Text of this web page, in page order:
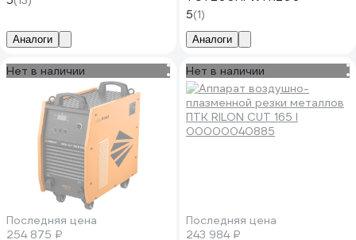
Аналоги
5(1)
Аналоги
Нет в наличии
Последняя цена
254 875 ₽
Нет в наличии
Последняя цена
243 984 ₽